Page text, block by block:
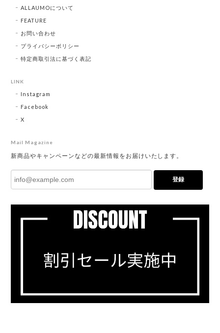
ALLAUMOについて
FEATURE
お問い合わせ
プライバシーポリシー
特定商取引法に基づく表記
LINK
Instagram
Facebook
X
Mail Magazine
新商品やキャンペーンなどの最新情報をお届けいたします。
登録